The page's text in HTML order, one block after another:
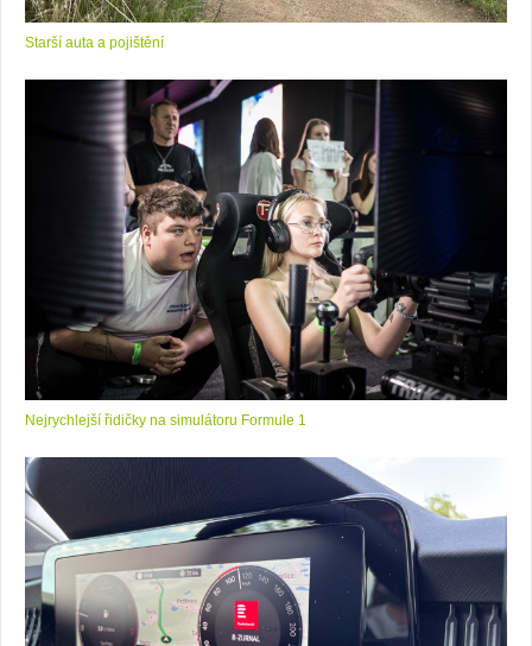
Starší auta a pojištění
Nejrychlejší řidičky na simulátoru Formule 1